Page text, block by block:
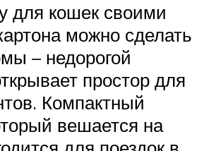
для кошек своими
можно сделать
– недорогой
простор для
Компактный
вешается на